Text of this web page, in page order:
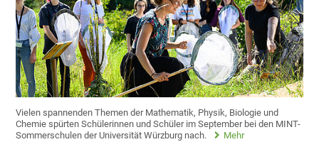
Vielen spannenden Themen der Mathematik, Physik, Biologie und
Chemie spürten Schülerinnen und Schüler im September bei den MINT-
Sommerschulen der Universität Würzburg nach.
Mehr